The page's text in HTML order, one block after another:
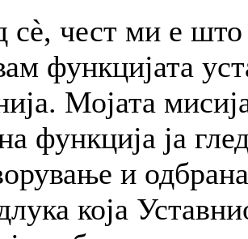
сè, чест ми е што
функцијата
Мојата
функција ја
и
која